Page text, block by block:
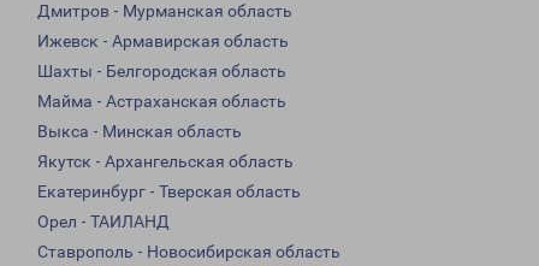
Дмитров - Мурманская область
Ижевск - Армавирская область
Шахты - Белгородская область
Майма - Астраханская область
Выкса - Минская область
Якутск - Архангельская область
Екатеринбург - Тверская область
Орел - ТАИЛАНД
Ставрополь - Новосибирская область